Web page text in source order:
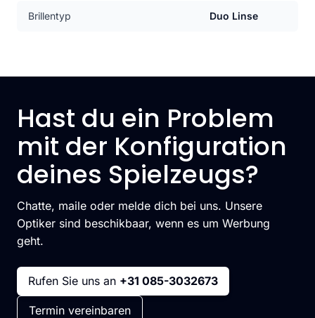
Brillentyp Duo Linse
Hast du ein Problem
mit der Konfiguration
deines Spielzeugs?
Chatte, maile oder melde dich bei uns. Unsere
Optiker sind beschikbaar, wenn es um Werbung
geht.
Rufen Sie uns an +31 085-3032673
Termin vereinbaren